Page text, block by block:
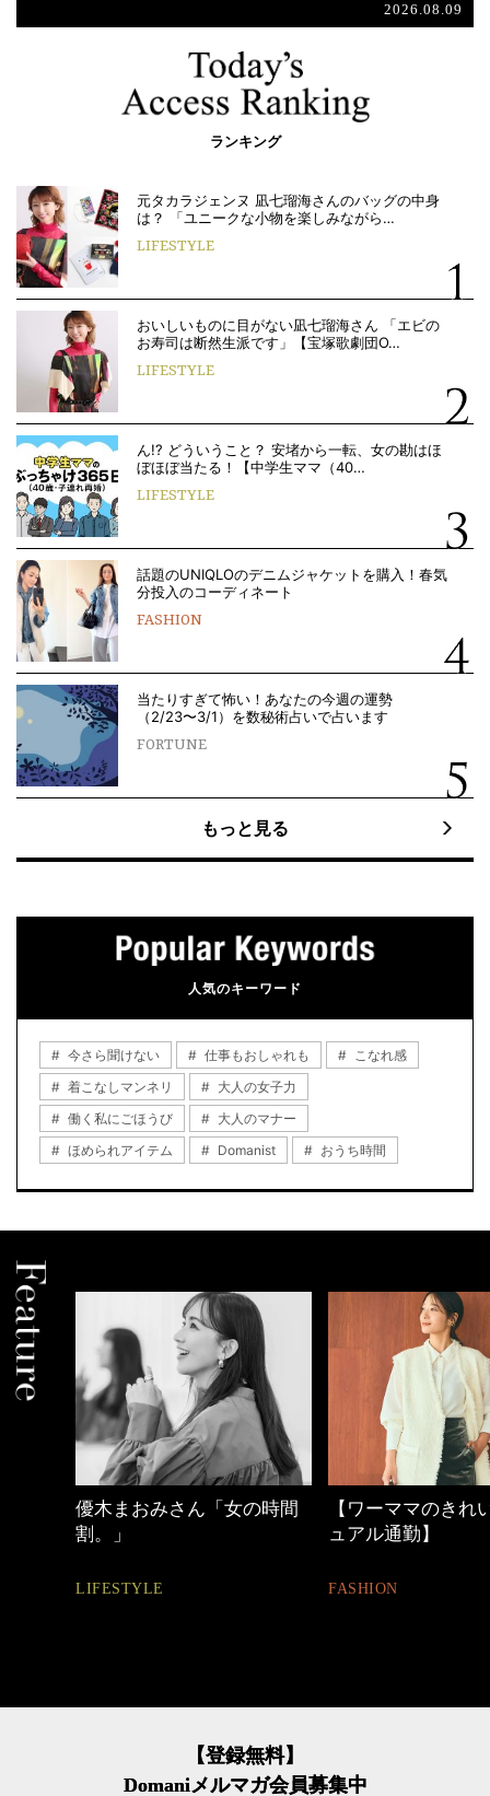
2026.08.09
ランキング
元タカラジェンヌ 凪七瑠海さんのバッグの中身
は？ 「ユニークな小物を楽しみながら…
LIFESTYLE
おいしいものに目がない凪七瑠海さん 「エビの
お寿司は断然生派です」【宝塚歌劇団O…
LIFESTYLE
ん!? どういうこと？ 安堵から一転、女の勘はほ
ぼほぼ当たる！【中学生ママ（40…
LIFESTYLE
話題のUNIQLOのデニムジャケットを購入！春気
分投入のコーディネート
FASHION
当たりすぎて怖い！あなたの今週の運勢
（2/23〜3/1）を数秘術占いで占います
FORTUNE
もっと見る
人気のキーワード
今さら聞けない 仕事もおしゃれも
こなれ感
着こなしマンネリ
大人の女子力
働く私にごほうび
大人のマナー
ほめられアイテム
Domanist おうち時間
【ワーママのきれいめカジ
ュアル通勤】
FASHION
働く女性のバッグ
【登録無料】
Domaniメルマガ会員募集中